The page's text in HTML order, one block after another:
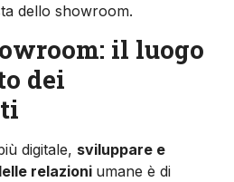
dello showroom.
il luogo
dei
digitale, sviluppare e
relazioni umane è di